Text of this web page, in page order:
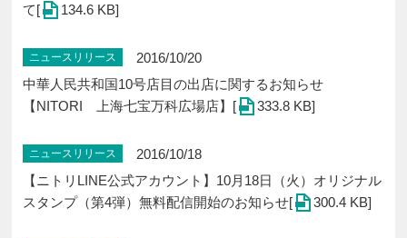
て[
134.6 KB]
ニュースリリース
2016/10/20
中華人民共和国10号店目の出店に関するお知らせ
【NITORI 上海七宝万科広場店】[
333.8 KB]
ニュースリリース
2016/10/18
【ニトリLINE公式アカウント】10月18日（火）オリジナル
スタンプ（第4弾）無料配信開始のお知らせ[
300.4 KB]